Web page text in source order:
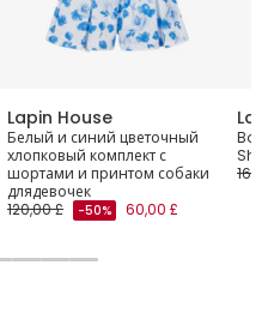
Lapin House
Белый и синий цветочный
хлопковый комплект с
шортами и принтом собаки
длядевочек
120,00 £
-50% 60,00 £
Boys